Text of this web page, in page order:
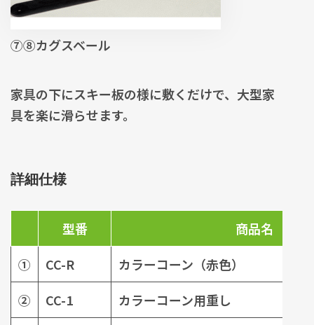
⑦⑧カグスベール
家具の下にスキー板の様に敷くだけで、大型家
具を楽に滑らせます。
詳細仕様
型番
商品名
①
CC-R
カラーコーン（赤色）
②
CC-1 カラーコーン用重し